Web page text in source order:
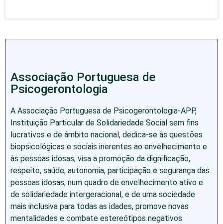
Associação Portuguesa de
Psicogerontologia
A Associação Portuguesa de Psicogerontologia-APP,
Instituição Particular de Solidariedade Social sem fins
lucrativos e de âmbito nacional, dedica-se às questões
biopsicológicas e sociais inerentes ao envelhecimento e
às pessoas idosas, visa a promoção da dignificação,
respeito, saúde, autonomia, participação e segurança das
pessoas idosas, num quadro de envelhecimento ativo e
de solidariedade intergeracional, e de uma sociedade
mais inclusiva para todas as idades, promove novas
mentalidades e combate estereótipos negativos